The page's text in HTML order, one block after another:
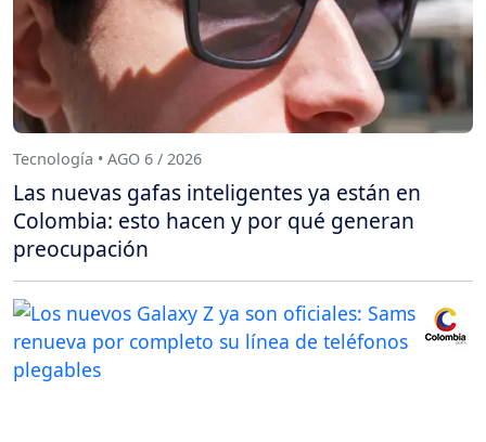
Tecnología • AGO 6 / 2026
Las nuevas gafas inteligentes ya están en
Colombia: esto hacen y por qué generan
preocupación